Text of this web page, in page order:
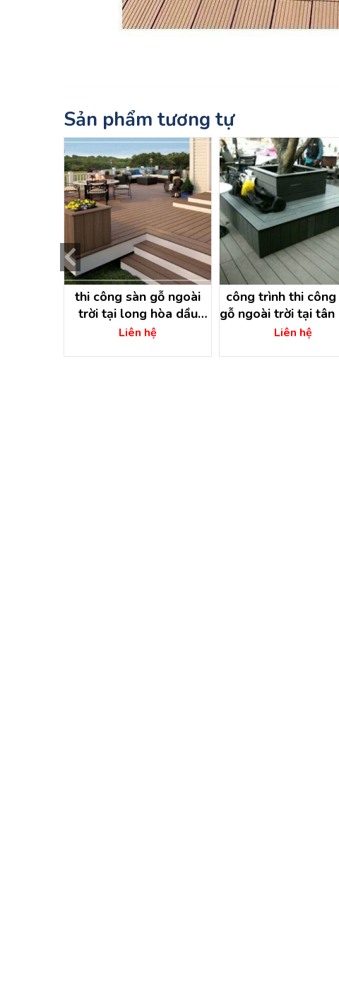
Sản phẩm tương tự
thi công sàn gỗ ngoài
trời tại long hòa dầu
tiếng – bình dương.thi
Liên hệ
công trình thi công
gỗ ngoài trời tại tân
hóc môn – hồ chí
Liên hệ